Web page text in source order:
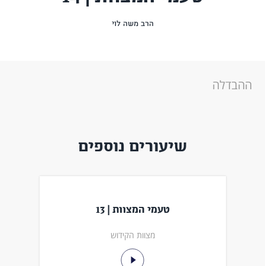
הרב משה לוי
ההבדלה
שיעורים נוספים
טעמי המצוות | 13
מצוות הקידוש